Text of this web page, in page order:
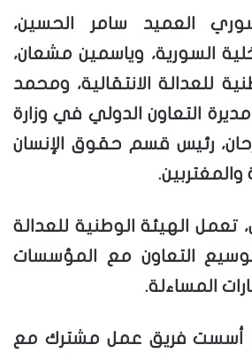
العميد سامر الحسين،
السورية، وياسمين مشعان،
للعدالة الانتقالية، ومحمد
التعاون الدولي في وزارة
رئيس قسم حقوق الإنسان
والمغتربين.
الهيئة الوطنية للعدالة
توسيع التعاون مع المؤسسات
المساءلة.
أسست فريق عمل مشترك مع